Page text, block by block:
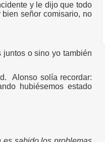
y le dijo que todo
bien señor comisario, no
juntos o sino yo también
Alonso solía recordar:
hubiésemos estado